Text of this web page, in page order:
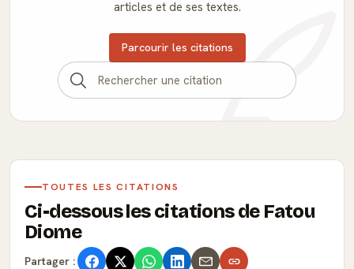
articles et de ses textes.
Parcourir les citations
TOUTES LES CITATIONS
Ci-dessous les citations de Fatou
Diome
Partager :